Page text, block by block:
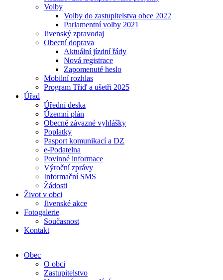
Volby
Volby do zastupitelstva obce 2022
Parlamentní volby 2021
Jivenský zpravodaj
Obecní doprava
Aktuální jízdní řády
Nová registrace
Zapomenuté heslo
Mobilní rozhlas
Program Třiď a ušetři 2025
Úřad
Úřední deska
Územní plán
Obecně závazné vyhlášky
Poplatky
Pasport komunikací a DZ
e-Podatelna
Povinné informace
Výroční zprávy
Informační SMS
Žádosti
Život v obci
Jivenské akce
Fotogalerie
Současnost
Kontakt
Obec
O obci
Zastupitelstvo